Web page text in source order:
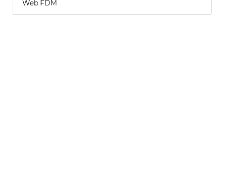
Web FDM